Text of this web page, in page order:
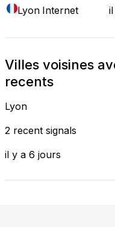
Lyon Internet
Villes voisines
recents
Lyon
2 recent signals
il y a 6 jours